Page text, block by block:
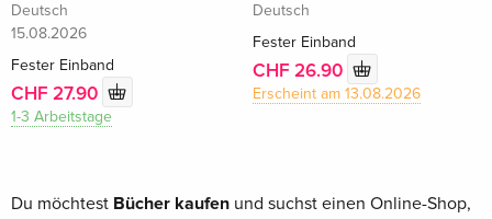
Deutsch
15.08.2026
Fester Einband
CHF 27.90
1-3 Arbeitstage
Deutsch
Fester Einband
CHF 26.90
Erscheint am 13.08.2026
Du möchtest Bücher kaufen und suchst einen Online-Shop,